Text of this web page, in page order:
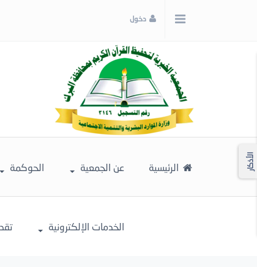
دخول
الرئيسية عن الجمعية الحوكمة
الخدمات الإلكترونية
الأذكار